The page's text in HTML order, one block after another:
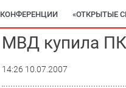
КОНФЕРЕНЦИИ «ОТКРЫТЫЕ
МВД купила
14:26 10.07.2007